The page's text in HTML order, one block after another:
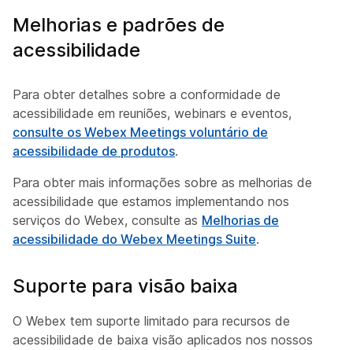
Melhorias e padrões de
acessibilidade
Para obter detalhes sobre a conformidade de
acessibilidade em reuniões, webinars e eventos,
consulte os Webex Meetings voluntário de
acessibilidade de produtos.
Para obter mais informações sobre as melhorias de
acessibilidade que estamos implementando nos
serviços do Webex, consulte as Melhorias de
acessibilidade do Webex Meetings Suite.
Suporte para visão baixa
O Webex tem suporte limitado para recursos de
acessibilidade de baixa visão aplicados nos nossos